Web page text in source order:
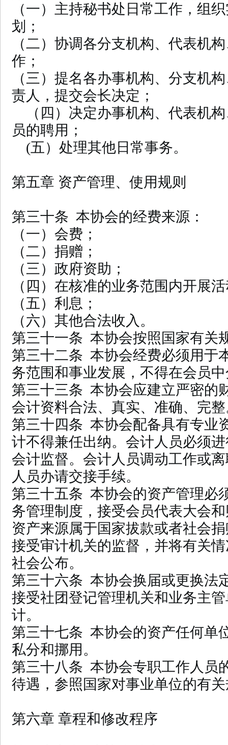
（一）主持秘书处日常工作，组
划；
（二）协调各分支机构、代表机
作；
（三）提名各办事机构、分支机
责人，提交会长决定；
（四）决定办事机构、代表机
员的聘用；
(五）处理其他日常事务。
第五章 资产管理、使用规则
第三十条 本协会的经费来源：
（一）会费；
（二）捐赠；
（三）政府资助；
（四）在核准的业务范围内开展
（五）利息；
（六）其他合法收入。
第三十一条 本协会按照国家有关
第三十二条 本协会经费必须用于
务范围和事业发展，不得在会员
第三十三条 本协会应建立严密的
会计资料合法、真实、准确、完
第三十四条 本协会配备具有专业
计不得兼任出纳。会计人员必须
会计监督。会计人员调动工作或
人员办请交接手续。
第三十五条 本协会的资产管理必
务管理制度，接受会员代表大会
资产来源属于国家拔款或者社会
接受审计机关的监督，并将有关
社会公布。
第三十六条 本协会换届或更换法
接受社团登记管理机关和业务主
计。
第三十七条 本协会的资产任何单
私分和挪用。
第三十八条 本协会专职工作人员
待遇，参照国家对事业单位的有
第六章 章程和修改程序